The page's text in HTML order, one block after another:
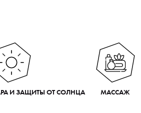
И ЗАЩИТЫ ОТ СОЛНЦА МАССАЖ